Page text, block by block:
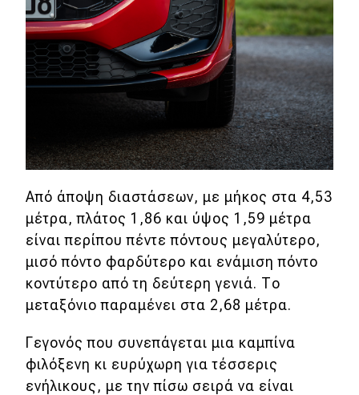
Από άποψη διαστάσεων, με μήκος στα 4,53
μέτρα, πλάτος 1,86 και ύψος 1,59 μέτρα
είναι περίπου πέντε πόντους μεγαλύτερο,
μισό πόντο φαρδύτερο και ενάμιση πόντο
κοντύτερο από τη δεύτερη γενιά. Το
μεταξόνιο παραμένει στα 2,68 μέτρα.
Γεγονός που συνεπάγεται μια καμπίνα
φιλόξενη κι ευρύχωρη για τέσσερις
ενήλικους, με την πίσω σειρά να είναι